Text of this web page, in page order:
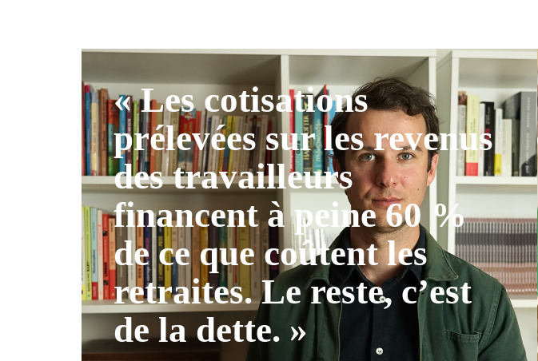
« Les cotisations
prélevées sur les revenus
des travailleurs
financent à peine 60 %
de ce que coûtent les
retraites. Le reste, c’est
de la dette. »